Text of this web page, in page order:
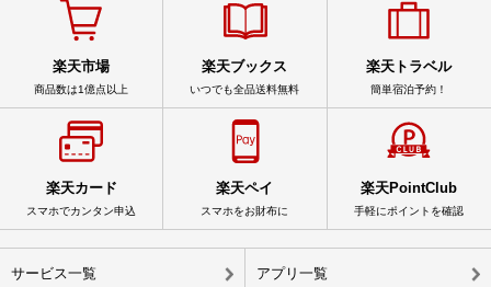
楽天市場
商品数は1億点以上
楽天ブックス
いつでも全品送料無料
楽天トラベル
簡単宿泊予約！
楽天カード
スマホでカンタン申込
楽天ペイ
スマホをお財布に
楽天PointClub
手軽にポイントを確認
サービス一覧 アプリ一覧